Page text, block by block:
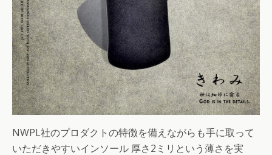
NWPL社のプロダクトの特徴を備えながらも手に取って
いただきやすいインソール 厚さ2ミリという薄さを実